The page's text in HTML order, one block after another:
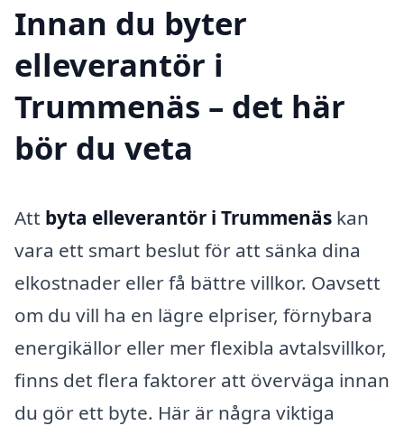
Innan du byter
elleverantör i
Trummenäs – det här
bör du veta
Att byta elleverantör i Trummenäs kan
vara ett smart beslut för att sänka dina
elkostnader eller få bättre villkor. Oavsett
om du vill ha en lägre elpriser, förnybara
energikällor eller mer flexibla avtalsvillkor,
finns det flera faktorer att överväga innan
du gör ett byte. Här är några viktiga